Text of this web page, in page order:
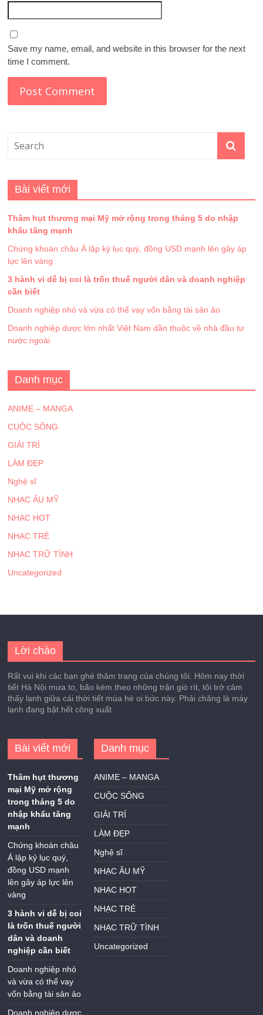
Save my name, email, and website in this browser for the next
time I comment.
Bài viết mới
Thâm hụt thương mại Mỹ mở rộng trong tháng 5 do nhập
khẩu tăng mạnh
Chứng khoán châu Á lập kỷ lục quý, đồng USD mạnh lên gây áp
lực lên vàng
3 hành vi dễ bị coi là trốn thuế người dân và doanh nghiệp
cần biết
Doanh nghiệp nhỏ và vừa có thể vay vốn bằng tài sản ảo
Doanh nghiệp dược lớn nhất Việt Nam dần thuộc về nhà đầu tư
nước ngoài
Danh mục
ANIME – MANGA
CUỘC SỐNG
GIẢI TRÍ
LÀM ĐẸP
Nghệ sĩ
NHẠC ÂU MỸ
NHẠC HOT
NHẠC TRẺ
NHẠC TRỮ TÌNH
Uncategorized
Lời chào
Rất vui khi các bạn ghé thăm trang của chúng tôi. Hôm nay thời
tiết Hà Nội mưa to, bão kèm theo những trận gió rít, tôi trở cảm
thấy lạnh giữa cái thời tiết mùa hè oi bức này. Phải chăng là máy
lạnh đang bật hết công xuất
Bài viết mới
Thâm hụt thương
mại Mỹ mở rộng
trong tháng 5 do
nhập khẩu tăng
mạnh
Chứng khoán châu
Á lập kỷ lục quý,
đồng USD mạnh
lên gây áp lực lên
vàng
3 hành vi dễ bị coi
là trốn thuế người
dân và doanh
nghiệp cần biết
Doanh nghiệp nhỏ
và vừa có thể vay
vốn bằng tài sản ảo
Doanh nghiệp dược
Danh mục
ANIME – MANGA
CUỘC SỐNG
GIẢI TRÍ
LÀM ĐẸP
Nghệ sĩ
NHẠC ÂU MỸ
NHẠC HOT
NHẠC TRẺ
NHẠC TRỮ TÌNH
Uncategorized